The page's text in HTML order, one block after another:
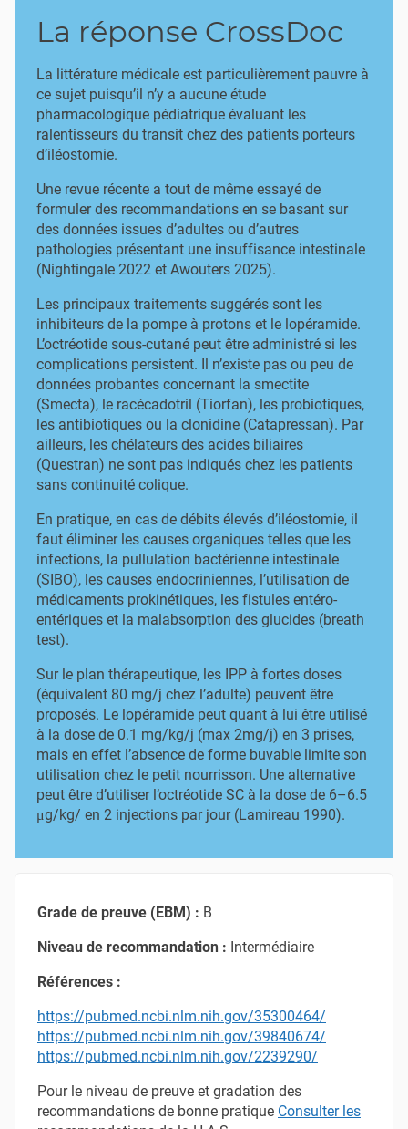
La réponse CrossDoc
La littérature médicale est particulièrement pauvre à
ce sujet puisqu’il n’y a aucune étude
pharmacologique pédiatrique évaluant les
ralentisseurs du transit chez des patients porteurs
d’iléostomie.
Une revue récente a tout de même essayé de
formuler des recommandations en se basant sur
des données issues d’adultes ou d’autres
pathologies présentant une insuffisance intestinale
(Nightingale 2022 et Awouters 2025).
Les principaux traitements suggérés sont les
inhibiteurs de la pompe à protons et le lopéramide.
L’octréotide sous-cutané peut être administré si les
complications persistent. Il n’existe pas ou peu de
données probantes concernant la smectite
(Smecta), le racécadotril (Tiorfan), les probiotiques,
les antibiotiques ou la clonidine (Catapressan). Par
ailleurs, les chélateurs des acides biliaires
(Questran) ne sont pas indiqués chez les patients
sans continuité colique.
En pratique, en cas de débits élevés d’iléostomie, il
faut éliminer les causes organiques telles que les
infections, la pullulation bactérienne intestinale
(SIBO), les causes endocriniennes, l’utilisation de
médicaments prokinétiques, les fistules entéro-
entériques et la malabsorption des glucides (breath
test).
Sur le plan thérapeutique, les IPP à fortes doses
(équivalent 80 mg/j chez l’adulte) peuvent être
proposés. Le lopéramide peut quant à lui être utilisé
à la dose de 0.1 mg/kg/j (max 2mg/j) en 3 prises,
mais en effet l’absence de forme buvable limite son
utilisation chez le petit nourrisson. Une alternative
peut être d’utiliser l’octréotide SC à la dose de 6–6.5
μg/kg/ en 2 injections par jour (Lamireau 1990).
Grade de preuve (EBM) : B
Niveau de recommandation : Intermédiaire
Références :
https://pubmed.ncbi.nlm.nih.gov/35300464/
https://pubmed.ncbi.nlm.nih.gov/39840674/
https://pubmed.ncbi.nlm.nih.gov/2239290/
Pour le niveau de preuve et gradation des
recommandations de bonne pratique Consulter les